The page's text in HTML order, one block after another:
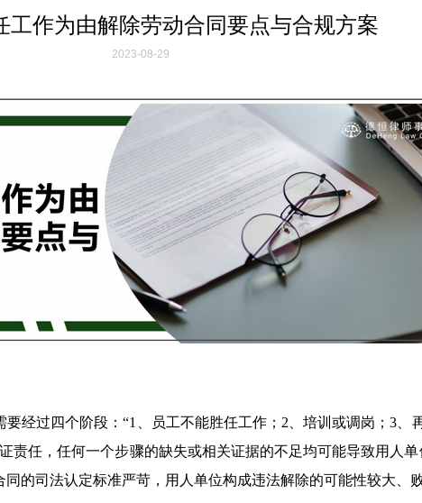
工作为由解除劳动合同要点与合规方案
2023-08-29
经过四个阶段：“1、员工不能胜任工作；2、培训或调岗；3、
责任，任何一个步骤的缺失或相关证据的不足均可能导致用人单
的司法认定标准严苛，用人单位构成违法解除的可能性较大、败